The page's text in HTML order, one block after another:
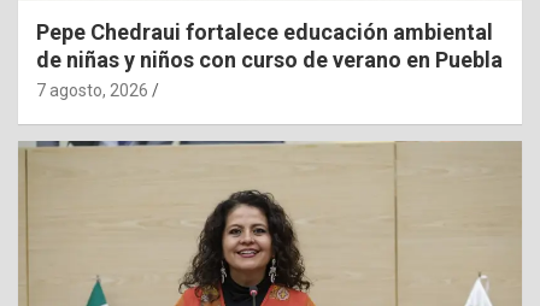
Pepe Chedraui fortalece educación ambiental
de niñas y niños con curso de verano en Puebla
7 agosto, 2026